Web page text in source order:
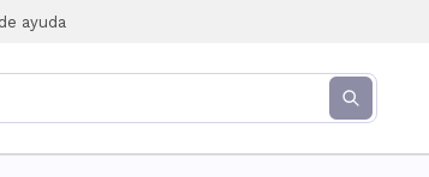
ayuda